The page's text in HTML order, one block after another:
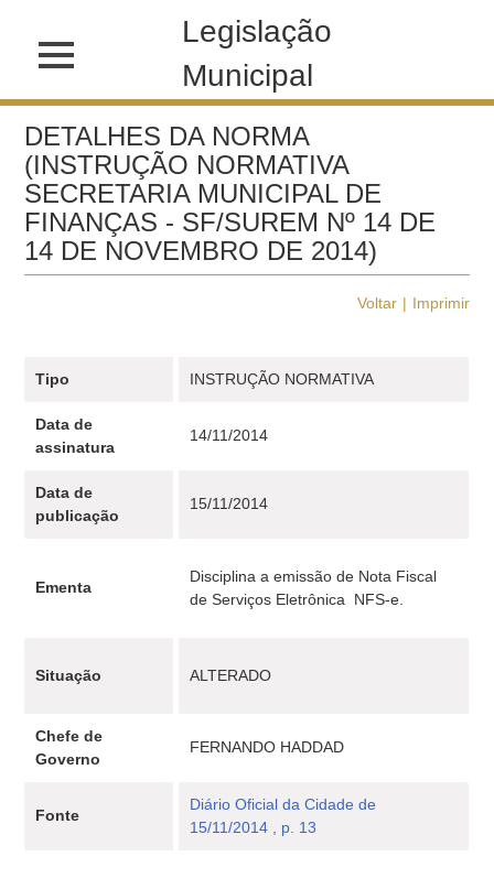
Legislação
Municipal
DETALHES DA NORMA
(INSTRUÇÃO NORMATIVA
SECRETARIA MUNICIPAL DE
FINANÇAS - SF/SUREM Nº 14 DE
14 DE NOVEMBRO DE 2014)
Voltar Imprimir
Tipo INSTRUÇÃO NORMATIVA
Data de
assinatura
14/11/2014
Data de
publicação
15/11/2014
Ementa
Disciplina a emissão de Nota Fiscal
de Serviços Eletrônica  NFS-e.
Situação ALTERADO
Chefe de
Governo
FERNANDO HADDAD
Fonte
Diário Oficial da Cidade de
15/11/2014 , p. 13